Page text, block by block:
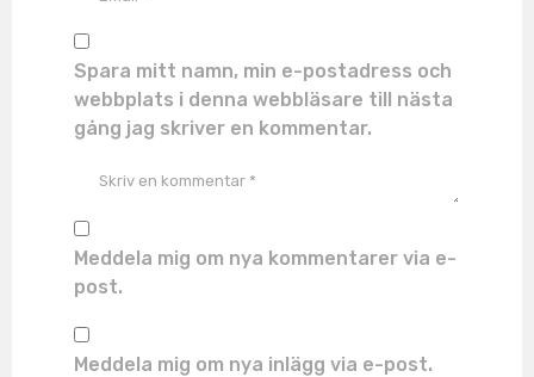
Spara mitt namn, min e-postadress och
webbplats i denna webbläsare till nästa
gång jag skriver en kommentar.
Meddela mig om nya kommentarer via e-
post.
Meddela mig om nya inlägg via e-post.